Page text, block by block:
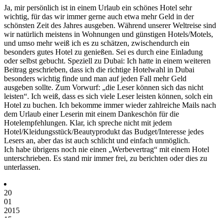
Ja, mir persönlich ist in einem Urlaub ein schönes Hotel sehr
wichtig, für das wir immer gerne auch etwa mehr Geld in der
schönsten Zeit des Jahres ausgeben. Während unserer Weltreise sind
wir natürlich meistens in Wohnungen und günstigen Hotels/Motels,
und umso mehr weiß ich es zu schätzen, zwischendurch ein
besonders gutes Hotel zu genießen. Sei es durch eine Einladung
oder selbst gebucht. Speziell zu Dubai: Ich hatte in einem weiteren
Beitrag geschrieben, dass ich die richtige Hotelwahl in Dubai
besonders wichtig finde und man auf jeden Fall mehr Geld
ausgeben sollte. Zum Vorwurf: „die Leser können sich das nicht
leisten“. Ich weiß, dass es sich viele Leser leisten können, solch ein
Hotel zu buchen. Ich bekomme immer wieder zahlreiche Mails nach
dem Urlaub einer Leserin mit einem Dankeschön für die
Hotelempfehlungen. Klar, ich spreche nicht mit jedem
Hotel/Kleidungsstück/Beautyprodukt das Budget/Interesse jedes
Lesers an, aber das ist auch schlicht und einfach unmöglich.
Ich habe übrigens noch nie einen „Werbevertrag“ mit einem Hotel
unterschrieben. Es stand mir immer frei, zu berichten oder dies zu
unterlassen.
20
01
2015